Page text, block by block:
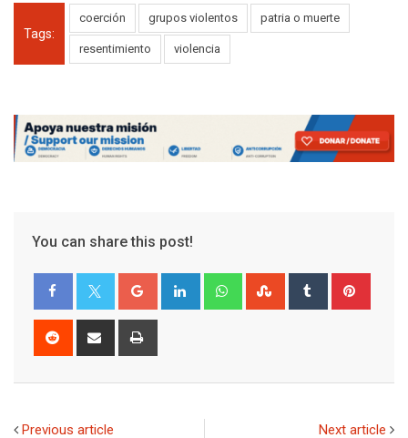
Tags:
coerción grupos violentos patria o muerte
resentimiento violencia
You can share this post!
Google+ LinkedIn WhatsappStumbleUpon
Tumblr
Reddit
Share
Previous article Next article